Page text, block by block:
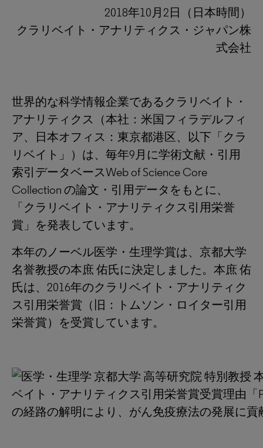
2018年10月2日（日本時間）
クラリベイト・アナリティクス・ジャパン株
式会社
世界的な科学情報企業であるクラリベイト・
アナリティクス（本社：米国フィラデルフィ
ア、日本オフィス：東京都港区、以下「クラ
リベイト」）は、毎年9月に学術文献・引用
索引データベースWeb of Science Core
Collection の論文・引用データをもとに、
「クラリベイト・アナリティクス引用栄誉
賞」を発表しています。
本年のノーベル医学・生理学賞は、京都大学
名誉教授の本庶 佑氏に決定しました。本庶 佑
氏は、2016年のクラリベイト・アナリティク
ス引用栄誉賞（旧：トムソン・ロイター引用
栄誉賞）を受賞しています。